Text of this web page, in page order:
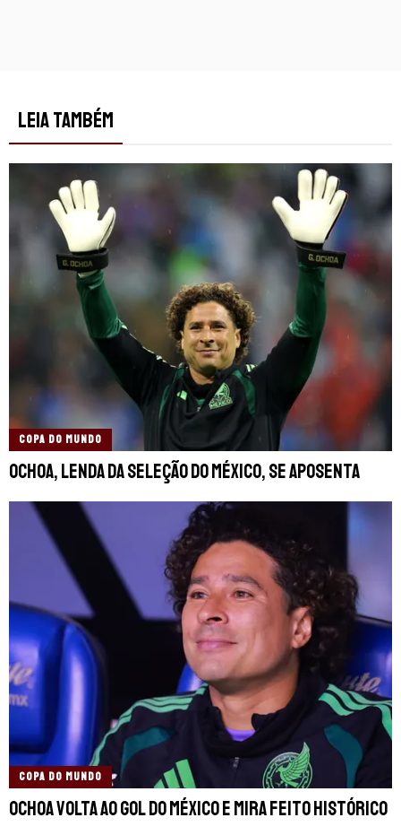
LEIA TAMBÉM
COPA DO MUNDO
Ochoa, lenda da Seleção do México, se aposenta
COPA DO MUNDO
Ochoa volta ao gol do México e mira feito histórico